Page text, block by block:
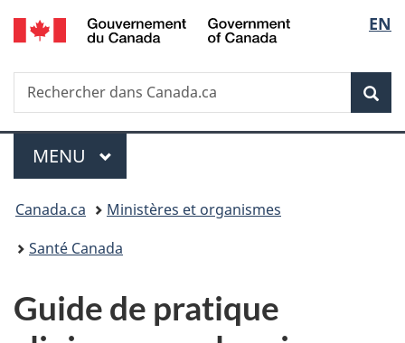
Passer
au
principal
Passer
à
Au
du
Passer
à
version
simplifiée
de
la
EN
Recherche
Rechercher
dans
Menu
MENU PRINCIPAL
Vous
êtes
Canada.ca
Ministères et organismes
Santé Canada
Guide de pratique